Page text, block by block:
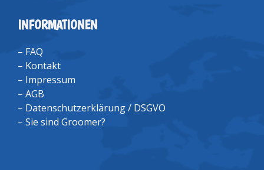
INFORMATIONEN
– FAQ
– Kontakt
– Impressum
– AGB
– Datenschutzerklärung / DSGVO
– Sie sind Groomer?